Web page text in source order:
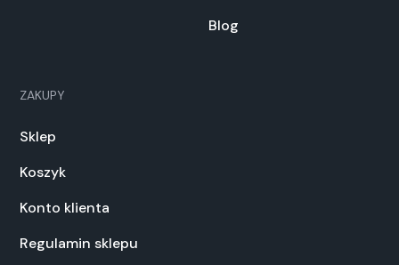
Blog
ZAKUPY
Sklep
Koszyk
Konto klienta
Regulamin sklepu